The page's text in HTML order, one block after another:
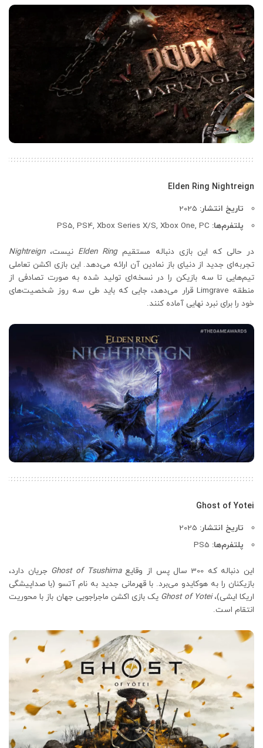
Elden Ring Nightreign
تاریخ انتشار:
پلتفرم‌ها:
در حالی که این بازی دنباله مستقیمElden Ring نیست،Nightreign
تجربه‌ای جدید از دنیای باز نمادین آن ارائه می‌دهد. این بازی اکشن تعاملی
تیم‌هایی تا سه بازیکن را در نسخه‌ای تولید شده به صورت تصادفی از
منطقه Limgrave قرار می‌دهد، جایی که باید طی سه روز شخصیت‌های
خود را برای نبرد نهایی آماده کنند.
Ghost of Yotei
تاریخ انتشار:
پلتفرم‌ها:
این دنباله که 300 سال پس از وقایع Ghost of Tsushima جریان دارد،
بازیکنان را به هوکایدو می‌برد. با قهرمانی جدید به نام آتسو (با صداپیشگی
اریکا ایشی)،Ghost of Yotei یک بازی اکشن ماجراجویی جهان باز با محوریت
انتقام است.